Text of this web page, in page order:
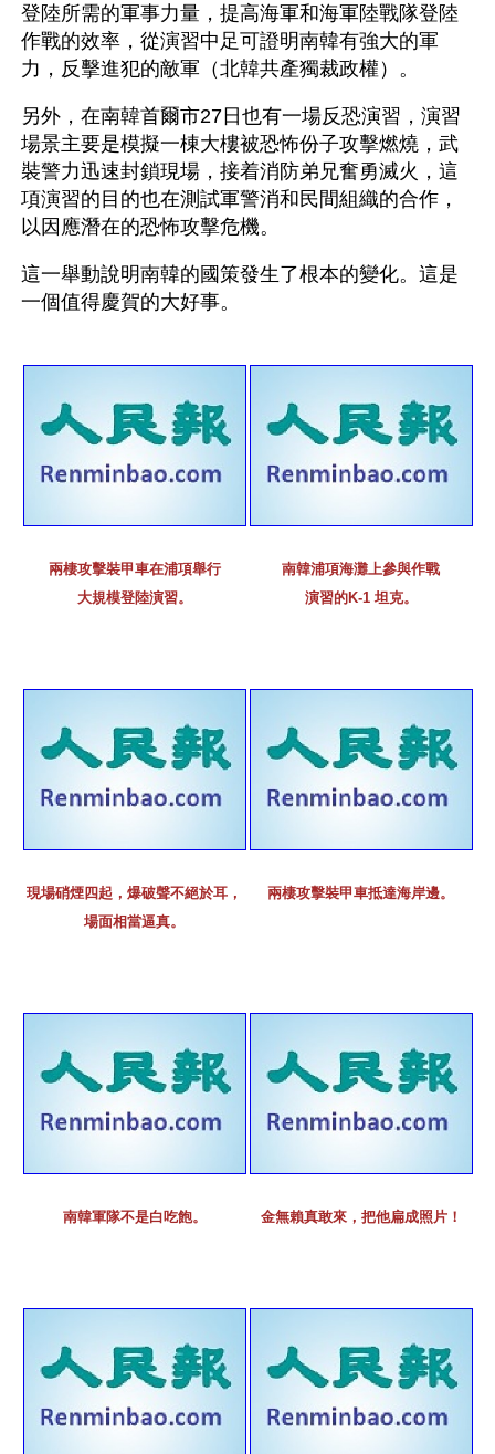
登陸所需的軍事力量，提高海軍和海軍陸戰隊登陸
作戰的效率，從演習中足可證明南韓有強大的軍
力，反擊進犯的敵軍（北韓共產獨裁政權）。
另外，在南韓首爾市27日也有一場反恐演習，演習
場景主要是模擬一棟大樓被恐怖份子攻擊燃燒，武
裝警力迅速封鎖現場，接着消防弟兄奮勇滅火，這
項演習的目的也在測試軍警消和民間組織的合作，
以因應潛在的恐怖攻擊危機。
這一舉動說明南韓的國策發生了根本的變化。這是
一個值得慶賀的大好事。
兩棲攻擊裝甲車在浦項舉行
大規模登陸演習。
南韓浦項海灘上參與作戰
演習的K-1 坦克。
現場硝煙四起，爆破聲不絕於耳，
場面相當逼真。
兩棲攻擊裝甲車抵達海岸邊。
南韓軍隊不是白吃飽。 金無賴真敢來，把他扁成照片！